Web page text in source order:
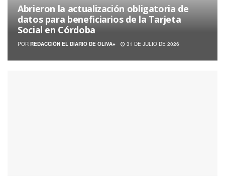
Abrieron la actualización obligatoria de
datos para beneficiarios de la Tarjeta
Social en Córdoba
POR REDACCIÓN EL DIARIO DE OLIVA+ 31 DE JULIO DE 2026